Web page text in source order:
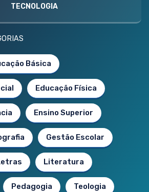
TECNOLOGIA
Básica
Educação Física
Ensino Superior
Gestão Escolar
Literatura
Pedagogia Teologia